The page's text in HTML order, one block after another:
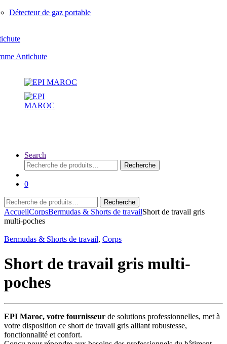
Détecteur de gaz portable
Antichute
Search
Recherche
pour :
Recherche
0
Recherche
pour :
Recherche
AccueilCorpsBermudas & Shorts de travailShort de travail gris
multi-poches
Bermudas & Shorts de travail, Corps
Short de travail gris multi-
poches
EPI Maroc, votre fournisseur de solutions professionnelles, met à
votre disposition ce short de travail gris alliant robustesse,
fonctionnalité et confort.